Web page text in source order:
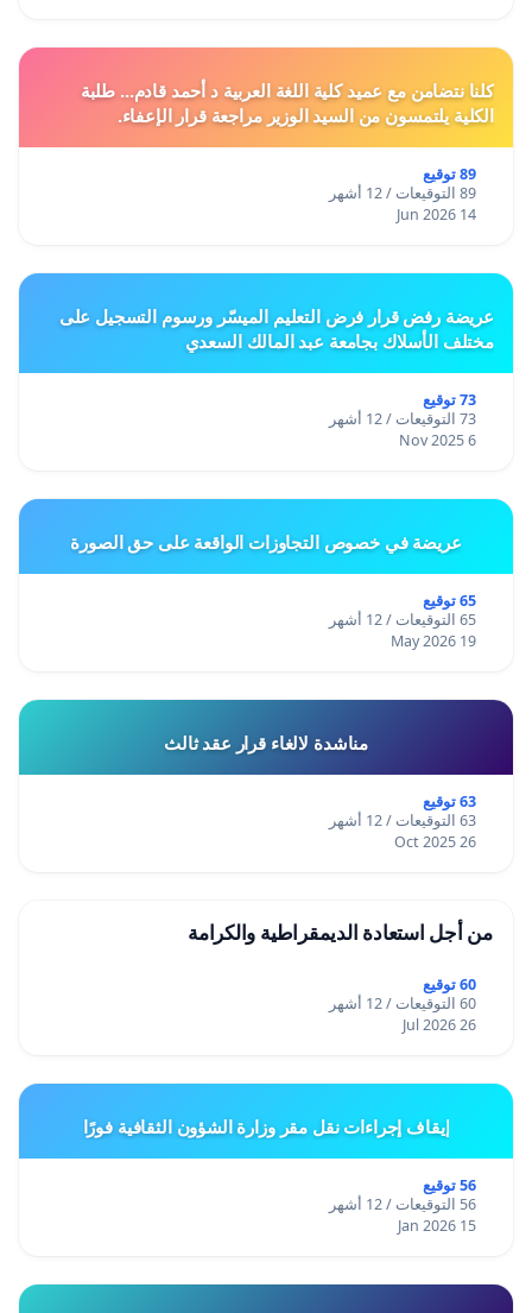
كلنا نتضامن مع عميد كلية اللغة العربية د أحمد قادم... طلبة
الكلية يلتمسون من السيد الوزير مراجعة قرار الإعفاء.
89 توقيع
89 التوقيعات / 12 أشهر
14 Jun 2026
عريضة رفض قرار فرض التعليم الميسّر ورسوم التسجيل على
مختلف الأسلاك بجامعة عبد المالك السعدي
73 توقيع
73 التوقيعات / 12 أشهر
6 Nov 2025
عريضة في خصوص التجاوزات الواقعة على حق الصورة
65 توقيع
65 التوقيعات / 12 أشهر
19 May 2026
مناشدة لالغاء قرار عقد ثالث
63 توقيع
63 التوقيعات / 12 أشهر
26 Oct 2025
من أجل استعادة الديمقراطية والكرامة
60 توقيع
60 التوقيعات / 12 أشهر
26 Jul 2026
إيقاف إجراءات نقل مقر وزارة الشؤون الثقافية فورًا
56 توقيع
56 التوقيعات / 12 أشهر
15 Jan 2026